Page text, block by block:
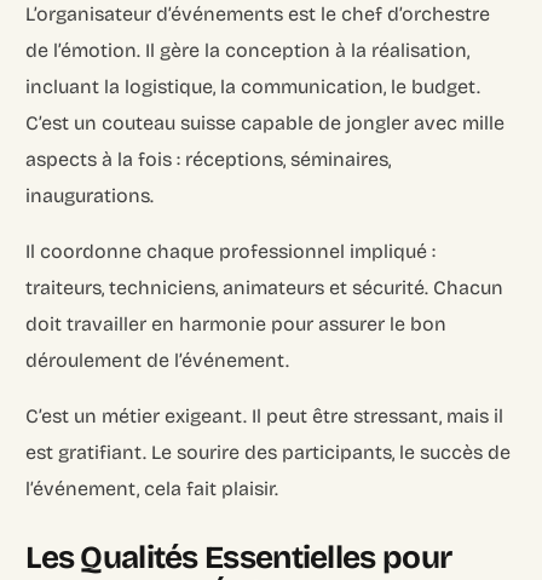
L’organisateur d’événements est le chef d’orchestre
de l’émotion. Il gère la conception à la réalisation,
incluant la logistique, la communication, le budget.
C’est un couteau suisse capable de jongler avec mille
aspects à la fois : réceptions, séminaires,
inaugurations.
Il coordonne chaque professionnel impliqué :
traiteurs, techniciens, animateurs et sécurité. Chacun
doit travailler en harmonie pour assurer le bon
déroulement de l’événement.
C’est un métier exigeant. Il peut être stressant, mais il
est gratifiant. Le sourire des participants, le succès de
l’événement, cela fait plaisir.
Les Qualités Essentielles pour